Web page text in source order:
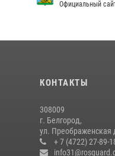
Официальный
КОНТАКТЫ
308009
г. Белгород,
ул. Преображенская
+ 7 (4722) 27-89-